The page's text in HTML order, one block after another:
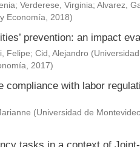
; Verderese, Virginia; Alvarez,
Economía, 2018)
prevention: an impact
Felipe; Cid, Alejandro (
, 2017)
with labor
(Universidad de